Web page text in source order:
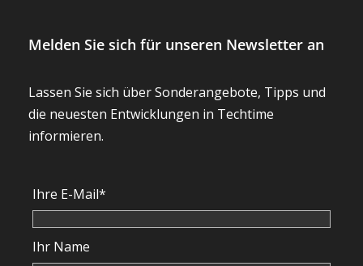
Melden Sie sich für unseren Newsletter an
Lassen Sie sich über Sonderangebote, Tipps und
die neuesten Entwicklungen in Techtime
informieren.
Ihre E-Mail*
Ihr Name